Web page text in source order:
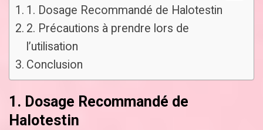
1. Dosage Recommandé de Halotestin
2. Précautions à prendre lors de
l’utilisation
Conclusion
1. Dosage Recommandé de
Halotestin